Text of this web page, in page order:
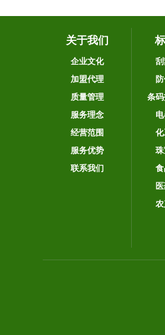
关于我们
企业文化
加盟代理
质量管理
服务理念
经营范围
服务优势
联系我们
条